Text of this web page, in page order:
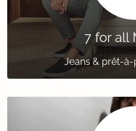
7 for all
Jeans & prêt-